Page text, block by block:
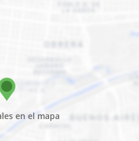
en el mapa